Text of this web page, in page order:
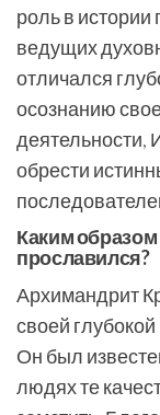
роль в истории
ведущих
отличался
осознанию
деятельности,
обрести
Каким
прославился?
Архимандрит
своей
Он был
людях те